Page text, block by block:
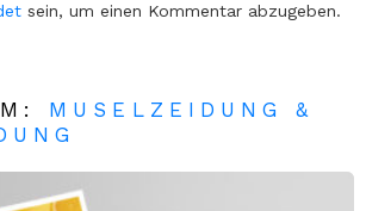
sein, um einen Kommentar abzugeben.
MUSELZEIDUNG &